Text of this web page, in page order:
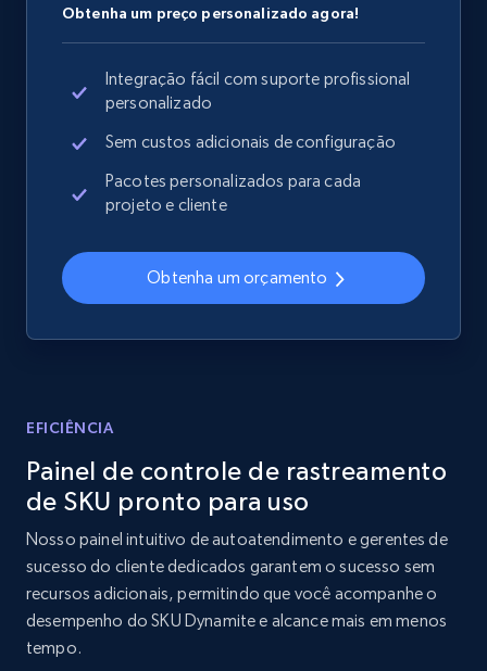
Home Depot US - Discover products by
specified URL
URL, Domain, Country code, Model number,
Sku, Product id, Product name, Manufacturer,
and more.
2.1K+ 355+ Comece agora
URL, Domain, Country code, Model number,
and more.
Home Depot US - Discovery products by
specific category URL
Obtenha um preço personalizado agora!
Integração fácil com suporte profissional
personalizado
Sem custos adicionais de configuração
Pacotes personalizados para cada
projeto e cliente
Obtenha um orçamento
EFICIÊNCIA
Painel de controle de rastreamento
de SKU pronto para uso
Nosso painel intuitivo de autoatendimento e gerentes de
sucesso do cliente dedicados garantem o sucesso sem
recursos adicionais, permitindo que você acompanhe o
desempenho do SKU Dynamite e alcance mais em menos
tempo.